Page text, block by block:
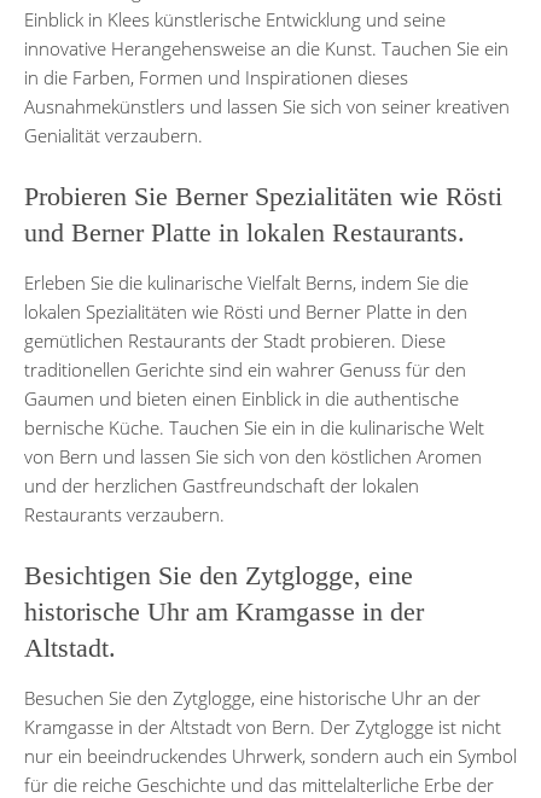
Einblick in Klees künstlerische Entwicklung und seine
innovative Herangehensweise an die Kunst. Tauchen Sie ein
in die Farben, Formen und Inspirationen dieses
Ausnahmekünstlers und lassen Sie sich von seiner kreativen
Genialität verzaubern.
Probieren Sie Berner Spezialitäten wie Rösti
und Berner Platte in lokalen Restaurants.
Erleben Sie die kulinarische Vielfalt Berns, indem Sie die
lokalen Spezialitäten wie Rösti und Berner Platte in den
gemütlichen Restaurants der Stadt probieren. Diese
traditionellen Gerichte sind ein wahrer Genuss für den
Gaumen und bieten einen Einblick in die authentische
bernische Küche. Tauchen Sie ein in die kulinarische Welt
von Bern und lassen Sie sich von den köstlichen Aromen
und der herzlichen Gastfreundschaft der lokalen
Restaurants verzaubern.
Besichtigen Sie den Zytglogge, eine
historische Uhr am Kramgasse in der
Altstadt.
Besuchen Sie den Zytglogge, eine historische Uhr an der
Kramgasse in der Altstadt von Bern. Der Zytglogge ist nicht
nur ein beeindruckendes Uhrwerk, sondern auch ein Symbol
für die reiche Geschichte und das mittelalterliche Erbe der